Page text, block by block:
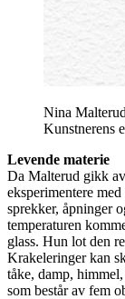
Nina
Kunstnerens
Levende materie
Da Malterud gikk
eksperimentere
sprekker, åpninger
temperaturen
glass. Hun lot den
Krakeleringer kan
tåke, damp,
som består av fem